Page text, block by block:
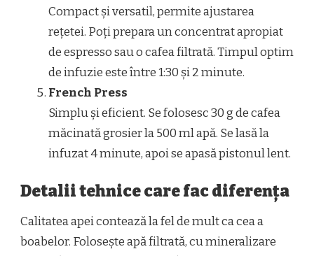
Compact și versatil, permite ajustarea
rețetei. Poți prepara un concentrat apropiat
de espresso sau o cafea filtrată. Timpul optim
de infuzie este între 1:30 și 2 minute.
French Press
Simplu și eficient. Se folosesc 30 g de cafea
măcinată grosier la 500 ml apă. Se lasă la
infuzat 4 minute, apoi se apasă pistonul lent.
Detalii tehnice care fac diferența
Calitatea apei contează la fel de mult ca cea a
boabelor. Folosește apă filtrată, cu mineralizare